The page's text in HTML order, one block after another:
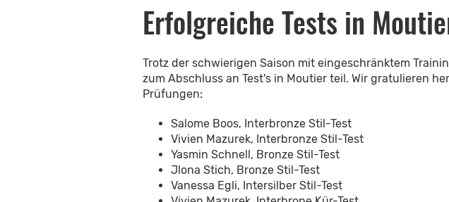
Erfolgreiche Tests in
Trotz der schwierigen Saison mit eingeschränktem
zum Abschluss an Test's in Moutier teil. Wir gratulieren
Prüfungen:
Salome Boos, Interbronze Stil-Test
Vivien Mazurek, Interbronze Stil-Test
Yasmin Schnell, Bronze Stil-Test
Jlona Stich, Bronze Stil-Test
Vanessa Egli, Intersilber Stil-Test